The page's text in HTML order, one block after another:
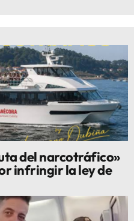
del narcotráfico»
infringir la ley de